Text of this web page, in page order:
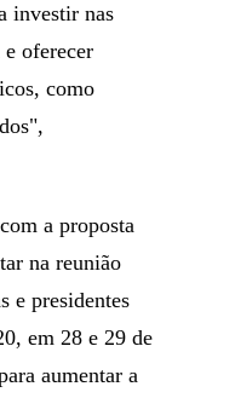
investir nas
oferecer
como
a proposta
na reunião
e presidentes
em 28 e 29 de
aumentar a